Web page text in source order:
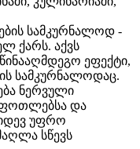
სამკურნალოდ -
ქარს. აქვს
ეფექტი,
სამკურნალოდაც.
ნერვული
ფოთლებსა და
უფრო
სწევს